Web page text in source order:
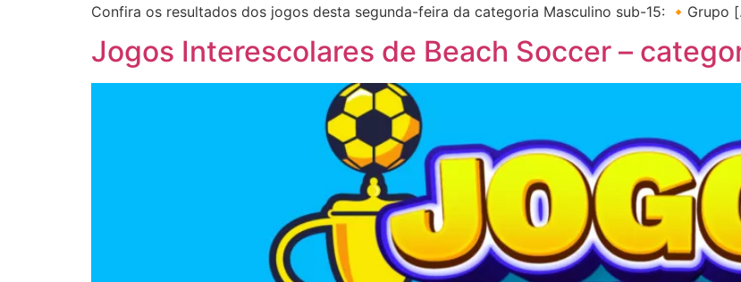
Confira os resultados dos jogos desta segunda-feira da categoria Masculino sub-15: 🔸Grupo
Jogos Interescolares de Beach Soccer –